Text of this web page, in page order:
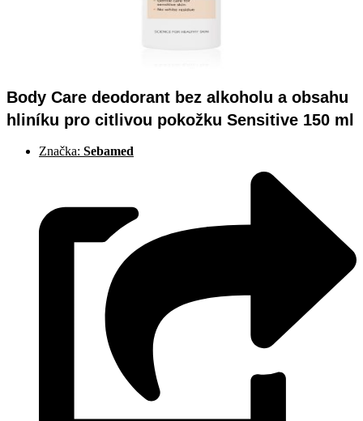
Body Care deodorant bez alkoholu a obsahu
hliníku pro citlivou pokožku Sensitive 150 ml
Značka: Sebamed